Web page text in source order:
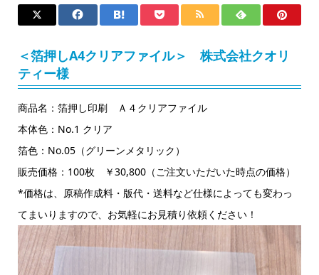
＜箔押しA4クリアファイル＞ 株式会社クオリ
ティー様
商品名：箔押し印刷 Ａ４クリアファイル
本体色：No.1 クリア
箔色：No.05（グリーンメタリック）
販売価格：100枚 ￥30,800（ご注文いただいた時点の価格）
*価格は、原稿作成料・版代・送料など仕様によっても変わっ
てまいりますので、お気軽にお見積り依頼ください！